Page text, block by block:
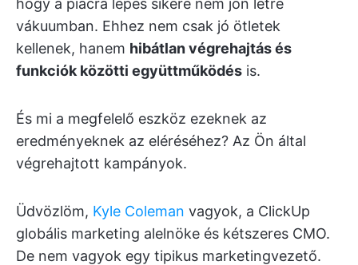
hogy a piacra lépés sikere nem jön létre
vákuumban. Ehhez nem csak jó ötletek
kellenek, hanem hibátlan végrehajtás és
funkciók közötti együttműködés is.
És mi a megfelelő eszköz ezeknek az
eredményeknek az eléréséhez? Az Ön által
végrehajtott kampányok.
Üdvözlöm, Kyle Coleman vagyok, a ClickUp
globális marketing alelnöke és kétszeres CMO.
De nem vagyok egy tipikus marketingvezető.